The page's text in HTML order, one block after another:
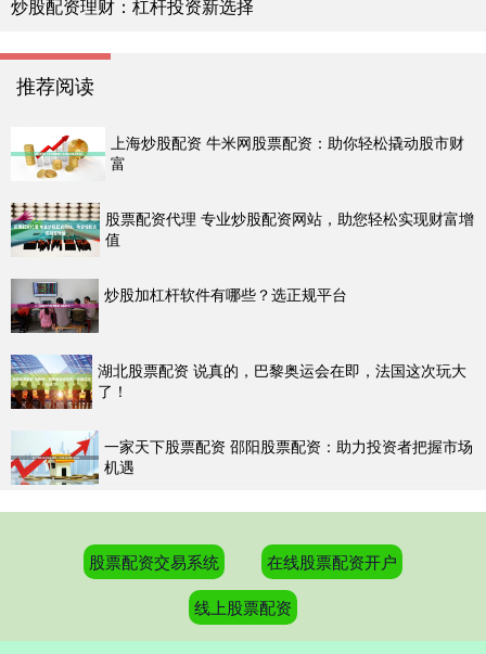
炒股配资理财：杠杆投资新选择
推荐阅读
上海炒股配资 牛米网股票配资：助你轻松撬动股市财
富
股票配资代理 专业炒股配资网站，助您轻松实现财富增
值
炒股加杠杆软件有哪些？选正规平台
湖北股票配资 说真的，巴黎奥运会在即，法国这次玩大
了！
一家天下股票配资 邵阳股票配资：助力投资者把握市场
机遇
股票配资交易系统
在线股票配资开户
线上股票配资